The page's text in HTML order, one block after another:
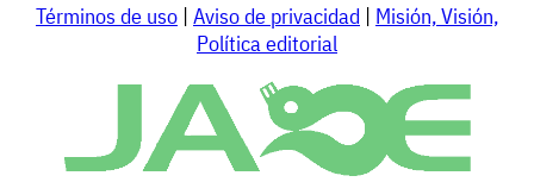
Términos de uso | Aviso de privacidad | Misión, Visión,
Política editorial